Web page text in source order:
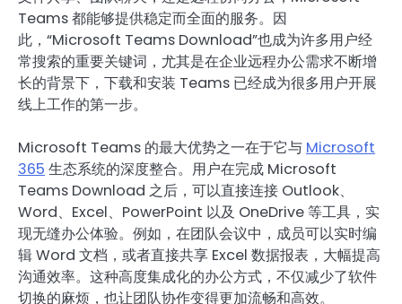
Teams 都能够提供稳定而全面的服务。因
此，“Microsoft Teams Download”也成为许多用户经
常搜索的重要关键词，尤其是在企业远程办公需求不断增
长的背景下，下载和安装 Teams 已经成为很多用户开展
线上工作的第一步。
Microsoft Teams 的最大优势之一在于它与 Microsoft
365 生态系统的深度整合。用户在完成 Microsoft
Teams Download 之后，可以直接连接 Outlook、
Word、Excel、PowerPoint 以及 OneDrive 等工具，实
现无缝办公体验。例如，在团队会议中，成员可以实时编
辑 Word 文档，或者直接共享 Excel 数据报表，大幅提高
沟通效率。这种高度集成化的办公方式，不仅减少了软件
切换的麻烦，也让团队协作变得更加流畅和高效。